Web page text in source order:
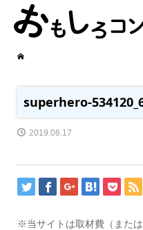
superhero-
2019.06.17
※当サイトは取材費（また